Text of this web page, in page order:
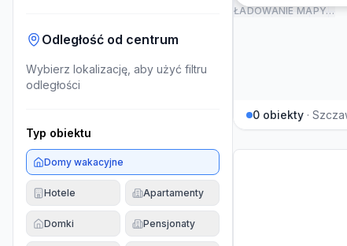
Odległość od centrum
Wybierz lokalizację, aby użyć filtru
odległości
Typ obiektu
Domy wakacyjne
Hotele Apartamenty
Domki Pensjonaty
ŁADOWANIE MAPY…
0 obiekty ·